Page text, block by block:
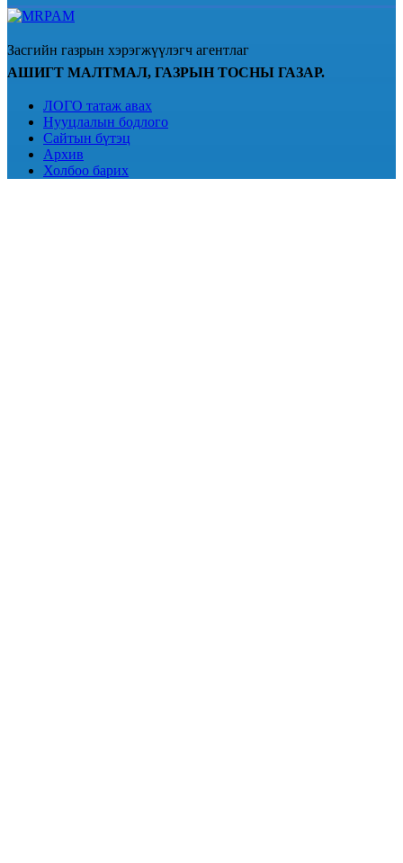
Засгийн газрын хэрэгжүүлэгч агентлаг
АШИГТ МАЛТМАЛ, ГАЗРЫН ТОСНЫ ГАЗАР.
ЛОГО татаж авах
Нууцлалын бодлого
Сайтын бүтэц
Архив
Холбоо барих